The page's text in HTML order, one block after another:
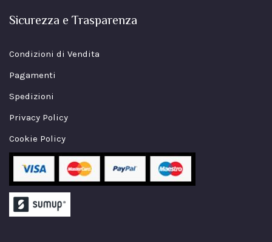
Sicurezza e Trasparenza
Condizioni di Vendita
Pagamenti
Spedizioni
Privacy Policy
Cookie Policy